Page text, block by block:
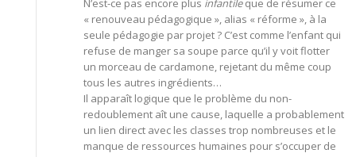
N’est-ce pas encore plus infantileque de résumer ce
« renouveau pédagogique », alias « réforme », à la
seule pédagogie par projet ? C’est comme l’enfant qui
refuse de manger sa soupe parce qu’il y voit flotter
un morceau de cardamone, rejetant du même coup
tous les autres ingrédients…
Il apparaît logique que le problème du non-
redoublement aît une cause, laquelle a probablement
un lien direct avec les classes trop nombreuses et le
manque de ressources humaines pour s’occuper de